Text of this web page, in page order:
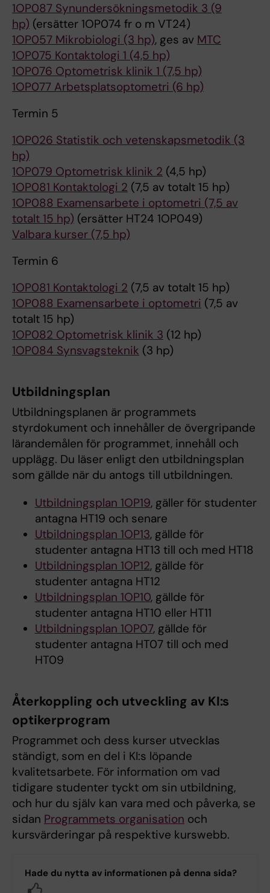
1OP087 Synundersökningsmetodik 3 (9
hp) (ersätter 1OP074 fr o m VT24)
1OP057 Mikrobiologi (3 hp), ges av MTC
1OP075 Kontaktologi 1 (4,5 hp)
1OP076 Optometrisk klinik 1 (7,5 hp)
1OP077 Arbetsplatsoptometri (6 hp)
Termin 5
1OP026 Statistik och vetenskapsmetodik (3
hp)
1OP079 Optometrisk klinik 2 (4,5 hp)
1OP081 Kontaktologi 2 (7,5 av totalt 15 hp)
1OP088 Examensarbete i optometri (7,5 av
totalt 15 hp) (ersätter HT24 1OP049)
Valbara kurser (7,5 hp)
Termin 6
1OP081 Kontaktologi 2 (7,5 av totalt 15 hp)
1OP088 Examensarbete i optometri (7,5 av
totalt 15 hp)
1OP082 Optometrisk klinik 3 (12 hp)
1OP084 Synsvagsteknik (3 hp)
Utbildningsplan
Utbildningsplanen är programmets
styrdokument och innehåller de övergripande
lärandemålen för programmet, innehåll och
upplägg. Du läser enligt den utbildningsplan
som gällde när du antogs till utbildningen.
Utbildningsplan 1OP19, gäller för studenter
antagna HT19 och senare
Utbildningsplan 1OP13, gällde för
studenter antagna HT13 till och med HT18
Utbildningsplan 1OP12, gällde för
studenter antagna HT12
Utbildningsplan 1OP10, gällde för
studenter antagna HT10 eller HT11
Utbildningsplan 1OP07, gällde för
studenter antagna HT07 till och med
HT09
Återkoppling och utveckling av KI:s
optikerprogram
Programmet och dess kurser utvecklas
ständigt, som en del i KI:s löpande
kvalitetsarbete. För information om vad
tidigare studenter tyckt om sin utbildning,
och hur du själv kan vara med och påverka, se
sidan Programmets organisation och
kursvärderingar på respektive kurswebb.
Hade du nytta av informationen på denna sida?